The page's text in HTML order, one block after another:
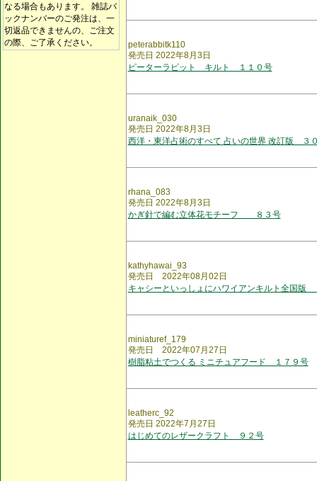
なる場合もあります。 雑誌バ
ックナンバーのご発注は、一
切返品できませんの、ご注文
の際、ご了承ください。
peterabbitk110
発売日 2022年8月3日
ピーターラビット キルト １１０号
uranaik_030
発売日 2022年8月3日
西洋・東洋占術のすべて 占いの世界 改訂版 ３
rhana_083
発売日 2022年8月3日
かぎ針で編む立体花モチーフ ８３号
kathyhawai_93
発売日 2022年08月02日
キャシーといっしょにハワイアンキルト全国版
miniaturef_179
発売日 2022年07月27日
樹脂粘土でつくる ミニチュアフード １７９号
leatherc_92
発売日 2022年7月27日
はじめてのレザークラフト ９２号